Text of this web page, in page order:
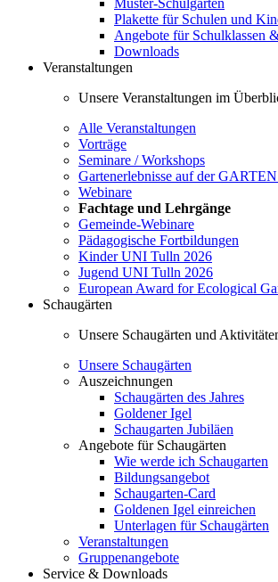
Muster-Schulgarten
Plakette für Schulen und
Angebote für Schulklassen
Downloads
Veranstaltungen
Unsere Veranstaltungen im
Alle Veranstaltungen
Vorträge
Seminare / Workshops
Gartenerlebnisse auf der
Webinare
Fachtage und Lehrgänge
Gemeinde-Webinare
Pädagogische Fortbildungen
Kinder UNI Tulln 2026
Jugend UNI Tulln 2026
European Award for Ecological
Schaugärten
Unsere Schaugärten und
Unsere Schaugärten
Auszeichnungen
Schaugärten des Jahres
Goldener Igel
Schaugarten Jubiläen
Angebote für Schaugärten
Wie werde ich Schaugarten
Bildungsangebot
Schaugarten-Card
Goldenen Igel einreichen
Unterlagen für Schaugärten
Veranstaltungen
Gruppenangebote
Service & Downloads